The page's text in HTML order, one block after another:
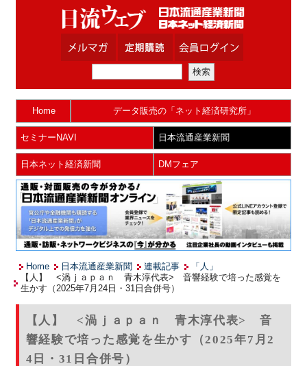
Home データ販売の「ネット経済研究所」
セミナーNAVI 日本流通産業新聞
日本ネット経済新聞 DMフェア
Home 日本流通産業新聞 連載記事
「人」
【人】 <渦ｊａｐａｎ 青木淳代表> 音響経験で培った感覚を
生かす（2025年7月24日・31日合併号）
【人】 <渦ｊａｐａｎ 青木淳代表> 音
響経験で培った感覚を生かす（2025年7月2
4日・31日合併号）